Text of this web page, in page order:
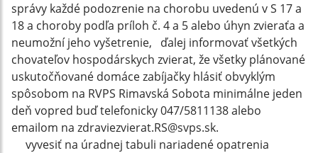
správy každé podozrenie na chorobu uvedenú v S 17 a
18 a choroby podľa príloh č. 4 a 5 alebo úhyn zvieraťa a
neumožní jeho vyšetrenie, ďalej informovať všetkých
chovateľov hospodárskych zvierat, že všetky plánované
uskutočňované domáce zabíjačky hlásiť obvyklým
spôsobom na RVPS Rimavská Sobota minimálne jeden
deň vopred buď telefonicky 047/5811138 alebo
emailom na zdraviezvierat.RS@svps.sk.
vyvesiť na úradnej tabuli nariadené opatrenia